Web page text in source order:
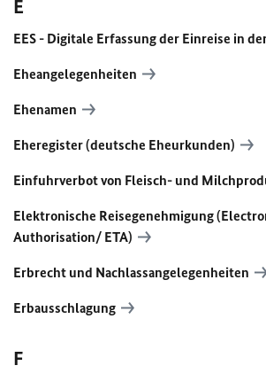
E
EES - Digitale Erfassung der Einreise in
Eheangelegenheiten
Ehenamen
Eheregister (deutsche Eheurkunden)
Einfuhrverbot von Fleisch- und
Elektronische Reisegenehmigung
Authorisation/ ETA)
Erbrecht und Nachlassangelegenheiten
Erbausschlagung
F